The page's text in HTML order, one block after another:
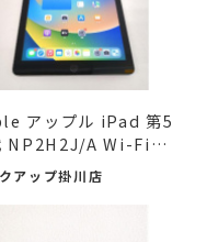
アップル iPad 第5
NP2H2J/A Wi-Fiモ
アップ掛川店